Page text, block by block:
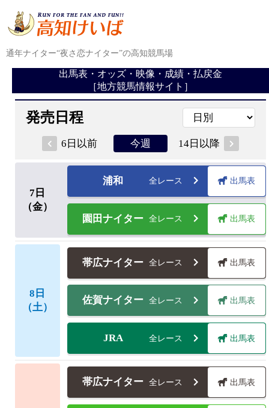
通年ナイター“夜さ恋ナイター”の高知競馬場
出馬表・オッズ・映像・成績・払戻金
［地方競馬情報サイト］
発売日程
6日以前 今週 14日以降
7 日
（金）
浦和 全レース 出馬表
園田ナイター 全レース 出馬表
8 日
（土）
帯広ナイター 全レース 出馬表
佐賀ナイター 全レース 出馬表
JRA 全レース 出馬表
帯広ナイター 全レース 出馬表